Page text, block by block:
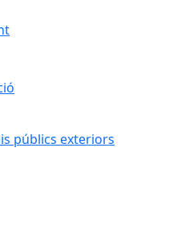
públics exteriors